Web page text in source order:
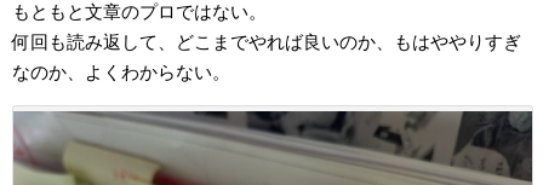
もともと文章のプロではない。
何回も読み返して、どこまでやれば良いのか、もはややりすぎ
なのか、よくわからない。